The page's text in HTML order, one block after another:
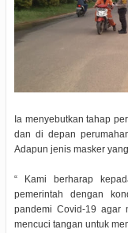
Ia menyebutkan tahap
dan di depan
Adapun jenis masker
“ Kami berharap
pemerintah dengan
pandemi Covid-19 agar
mencuci tangan untuk